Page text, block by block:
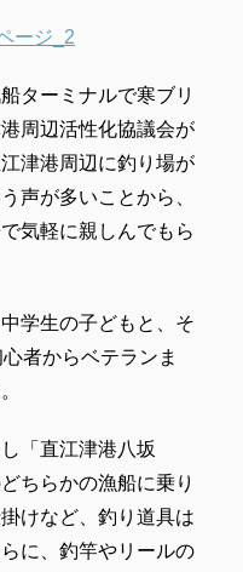
ターミナルで寒ブリ
周辺活性化協議会が
津港周辺に釣り場が
声が多いことから、
気軽に親しんでもら
学生の子どもと、そ
者からベテランま
「直江津港八坂
ちらかの漁船に乗り
けなど、釣り道具は
に、釣竿やリールの